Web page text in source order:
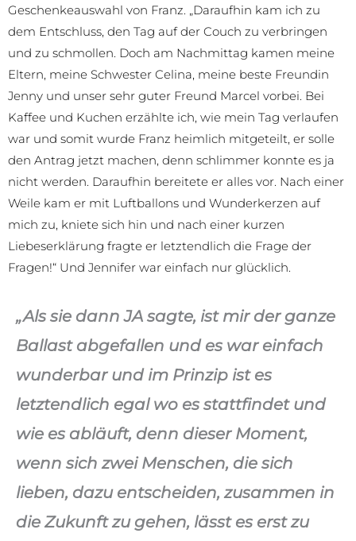
Geschenkeauswahl von Franz. „Daraufhin kam ich zu
dem Entschluss, den Tag auf der Couch zu verbringen
und zu schmollen. Doch am Nachmittag kamen meine
Eltern, meine Schwester Celina, meine beste Freundin
Jenny und unser sehr guter Freund Marcel vorbei. Bei
Kaffee und Kuchen erzählte ich, wie mein Tag verlaufen
war und somit wurde Franz heimlich mitgeteilt, er solle
den Antrag jetzt machen, denn schlimmer konnte es ja
nicht werden. Daraufhin bereitete er alles vor. Nach einer
Weile kam er mit Luftballons und Wunderkerzen auf
mich zu, kniete sich hin und nach einer kurzen
Liebeserklärung fragte er letztendlich die Frage der
Fragen!“ Und Jennifer war einfach nur glücklich.
„Als sie dann JA sagte, ist mir der ganze
Ballast abgefallen und es war einfach
wunderbar und im Prinzip ist es
letztendlich egal wo es stattfindet und
wie es abläuft, denn dieser Moment,
wenn sich zwei Menschen, die sich
lieben, dazu entscheiden, zusammen in
die Zukunft zu gehen, lässt es erst zu